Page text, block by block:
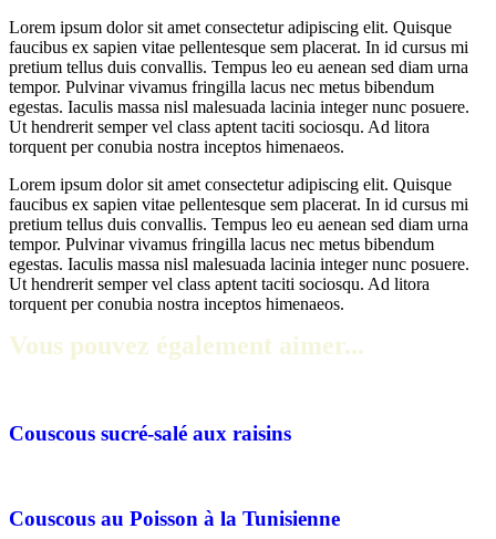
Lorem ipsum dolor sit amet consectetur adipiscing elit. Quisque
faucibus ex sapien vitae pellentesque sem placerat. In id cursus mi
pretium tellus duis convallis. Tempus leo eu aenean sed diam urna
tempor. Pulvinar vivamus fringilla lacus nec metus bibendum
egestas. Iaculis massa nisl malesuada lacinia integer nunc posuere.
Ut hendrerit semper vel class aptent taciti sociosqu. Ad litora
torquent per conubia nostra inceptos himenaeos.
Lorem ipsum dolor sit amet consectetur adipiscing elit. Quisque
faucibus ex sapien vitae pellentesque sem placerat. In id cursus mi
pretium tellus duis convallis. Tempus leo eu aenean sed diam urna
tempor. Pulvinar vivamus fringilla lacus nec metus bibendum
egestas. Iaculis massa nisl malesuada lacinia integer nunc posuere.
Ut hendrerit semper vel class aptent taciti sociosqu. Ad litora
torquent per conubia nostra inceptos himenaeos.
Vous pouvez également aimer...
Couscous sucré-salé aux raisins
Couscous au Poisson à la Tunisienne